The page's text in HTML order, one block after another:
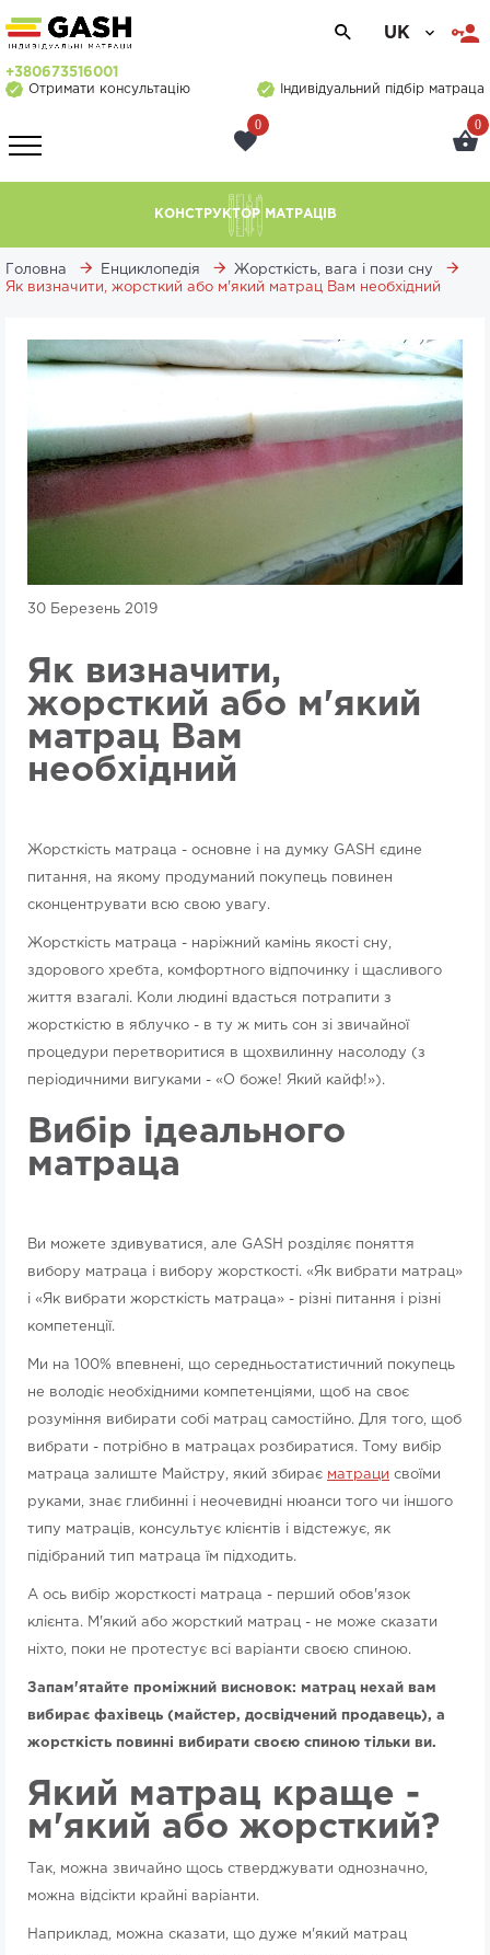
UK
+380673516001
Отримати консультацію
Індивідуальний підбір матраца
0 0
КОНСТРУКТОР МАТРАЦІВ
Головна Енциклопедія
Жорсткість, вага і пози сну
Як визначити, жорсткий або м'який матрац Вам необхідний
30 Березень 2019
Як визначити,
жорсткий або м'який
матрац Вам
необхідний
Жорсткість матраца - основне і на думку GASH єдине
питання, на якому продуманий покупець повинен
сконцентрувати всю свою увагу.
Жорсткість матраца - наріжний камінь якості сну,
здорового хребта, комфортного відпочинку і щасливого
життя взагалі. Коли людині вдасться потрапити з
жорсткістю в яблучко - в ту ж мить сон зі звичайної
процедури перетворитися в щохвилинну насолоду (з
періодичними вигуками - «О боже! Який кайф!»).
Вибір ідеального
матраца
Ви можете здивуватися, але GASH розділяє поняття
вибору матраца і вибору жорсткості. «Як вибрати матрац»
​​і «Як вибрати жорсткість матраца» - різні питання і різні
компетенції.
Ми на 100% впевнені, що середньостатистичний покупець
не володіє необхідними компетенціями, щоб на своє
розуміння вибирати собі матрац самостійно. Для того, щоб
вибрати - потрібно в матрацах розбиратися. Тому вибір
матраца залиште Майстру, який збирає матраци своїми
руками, знає глибинні і неочевидні нюанси того чи іншого
типу матраців, консультує клієнтів і відстежує, як
підібраний тип матраца їм підходить.
А ось вибір жорсткості матраца - перший обов'язок
клієнта. М'який або жорсткий матрац - не може сказати
ніхто, поки не протестує всі варіанти своєю спиною.
Запам'ятайте проміжний висновок: матрац нехай вам
вибирає фахівець (майстер, досвідчений продавець), а
жорсткість повинні вибирати своєю спиною тільки ви.
Який матрац краще -
м'який або жорсткий?
Так, можна звичайно щось стверджувати однозначно,
можна відсікти крайні варіанти.
Наприклад, можна сказати, що дуже м'який матрац